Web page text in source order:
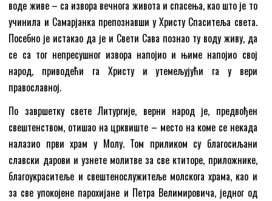
воде живе – са извора вечнога живота и спасења, као што је то
учинила и Самарјанка препознавши у Христу Спаситеља света.
Посебно је истакао да је и Свети Сава познао ту воду живу, да
се са тог непресушног извора напојио и њиме напојио свој
народ, приводећи га Христу и утемељујући га у вери
православној.
По завршетку свете Литургије, верни народ је, предвођен
свештенством, отишао на црквиште – место на коме се некада
налазио први храм у Молу. Том приликом су благосиљани
славски дарови и узнете молитве за све ктиторе, приложнике,
благоукраситеље и свештенослужитеље молскога храма, као и
за све упокојене парохијане и Петра Велимировича, једног од